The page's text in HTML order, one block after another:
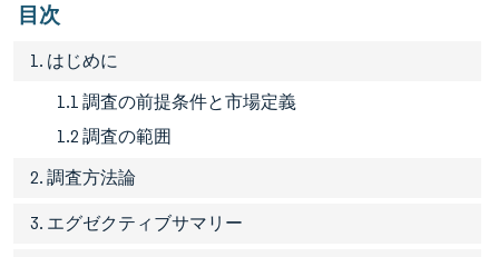
目次
1. はじめに
1.1 調査の前提条件と市場定義
1.2 調査の範囲
2. 調査方法論
3. エグゼクティブサマリー